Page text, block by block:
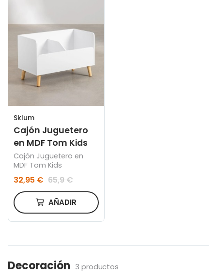
Sklum
Cajón Juguetero
en MDF Tom Kids
Cajón Juguetero en
MDF Tom Kids
32,95 € 65,9 €
AÑADIR
Decoración 3 productos